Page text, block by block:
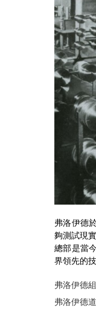
弗洛伊德
夠測試現
總部是當
界領先的
弗洛伊德
弗洛伊德